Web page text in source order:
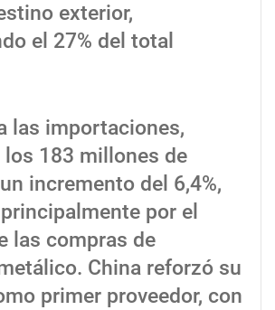
exterior,
el 27% del total
las importaciones,
los 183 millones de
incremento del 6,4%,
por el
las compras de
China reforzó su
primer proveedor, con